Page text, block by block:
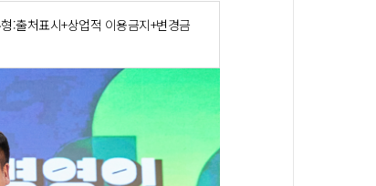
:출처표시+상업적 이용금지+변경금